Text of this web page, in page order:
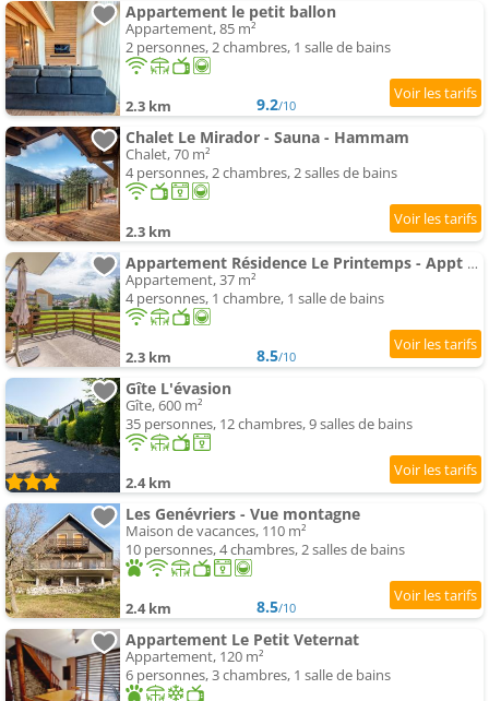
Appartement le petit ballon
Appartement, 85 m²
2 personnes, 2 chambres, 1 salle de bains
2.3 km 9.2/10
Chalet Le Mirador - Sauna - Hammam
Chalet, 70 m²
4 personnes, 2 chambres, 2 salles de bains
2.3 km
Appartement Résidence Le Printemps - Appt vue montagne
Appartement, 37 m²
4 personnes, 1 chambre, 1 salle de bains
2.3 km 8.5/10
Gîte L'évasion
Gîte, 600 m²
35 personnes, 12 chambres, 9 salles de bains
2.4 km
Les Genévriers - Vue montagne
Maison de vacances, 110 m²
10 personnes, 4 chambres, 2 salles de bains
2.4 km 8.5/10
Appartement Le Petit Veternat
Appartement, 120 m²
6 personnes, 3 chambres, 1 salle de bains